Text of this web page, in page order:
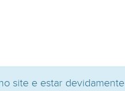
site e estar devidamente